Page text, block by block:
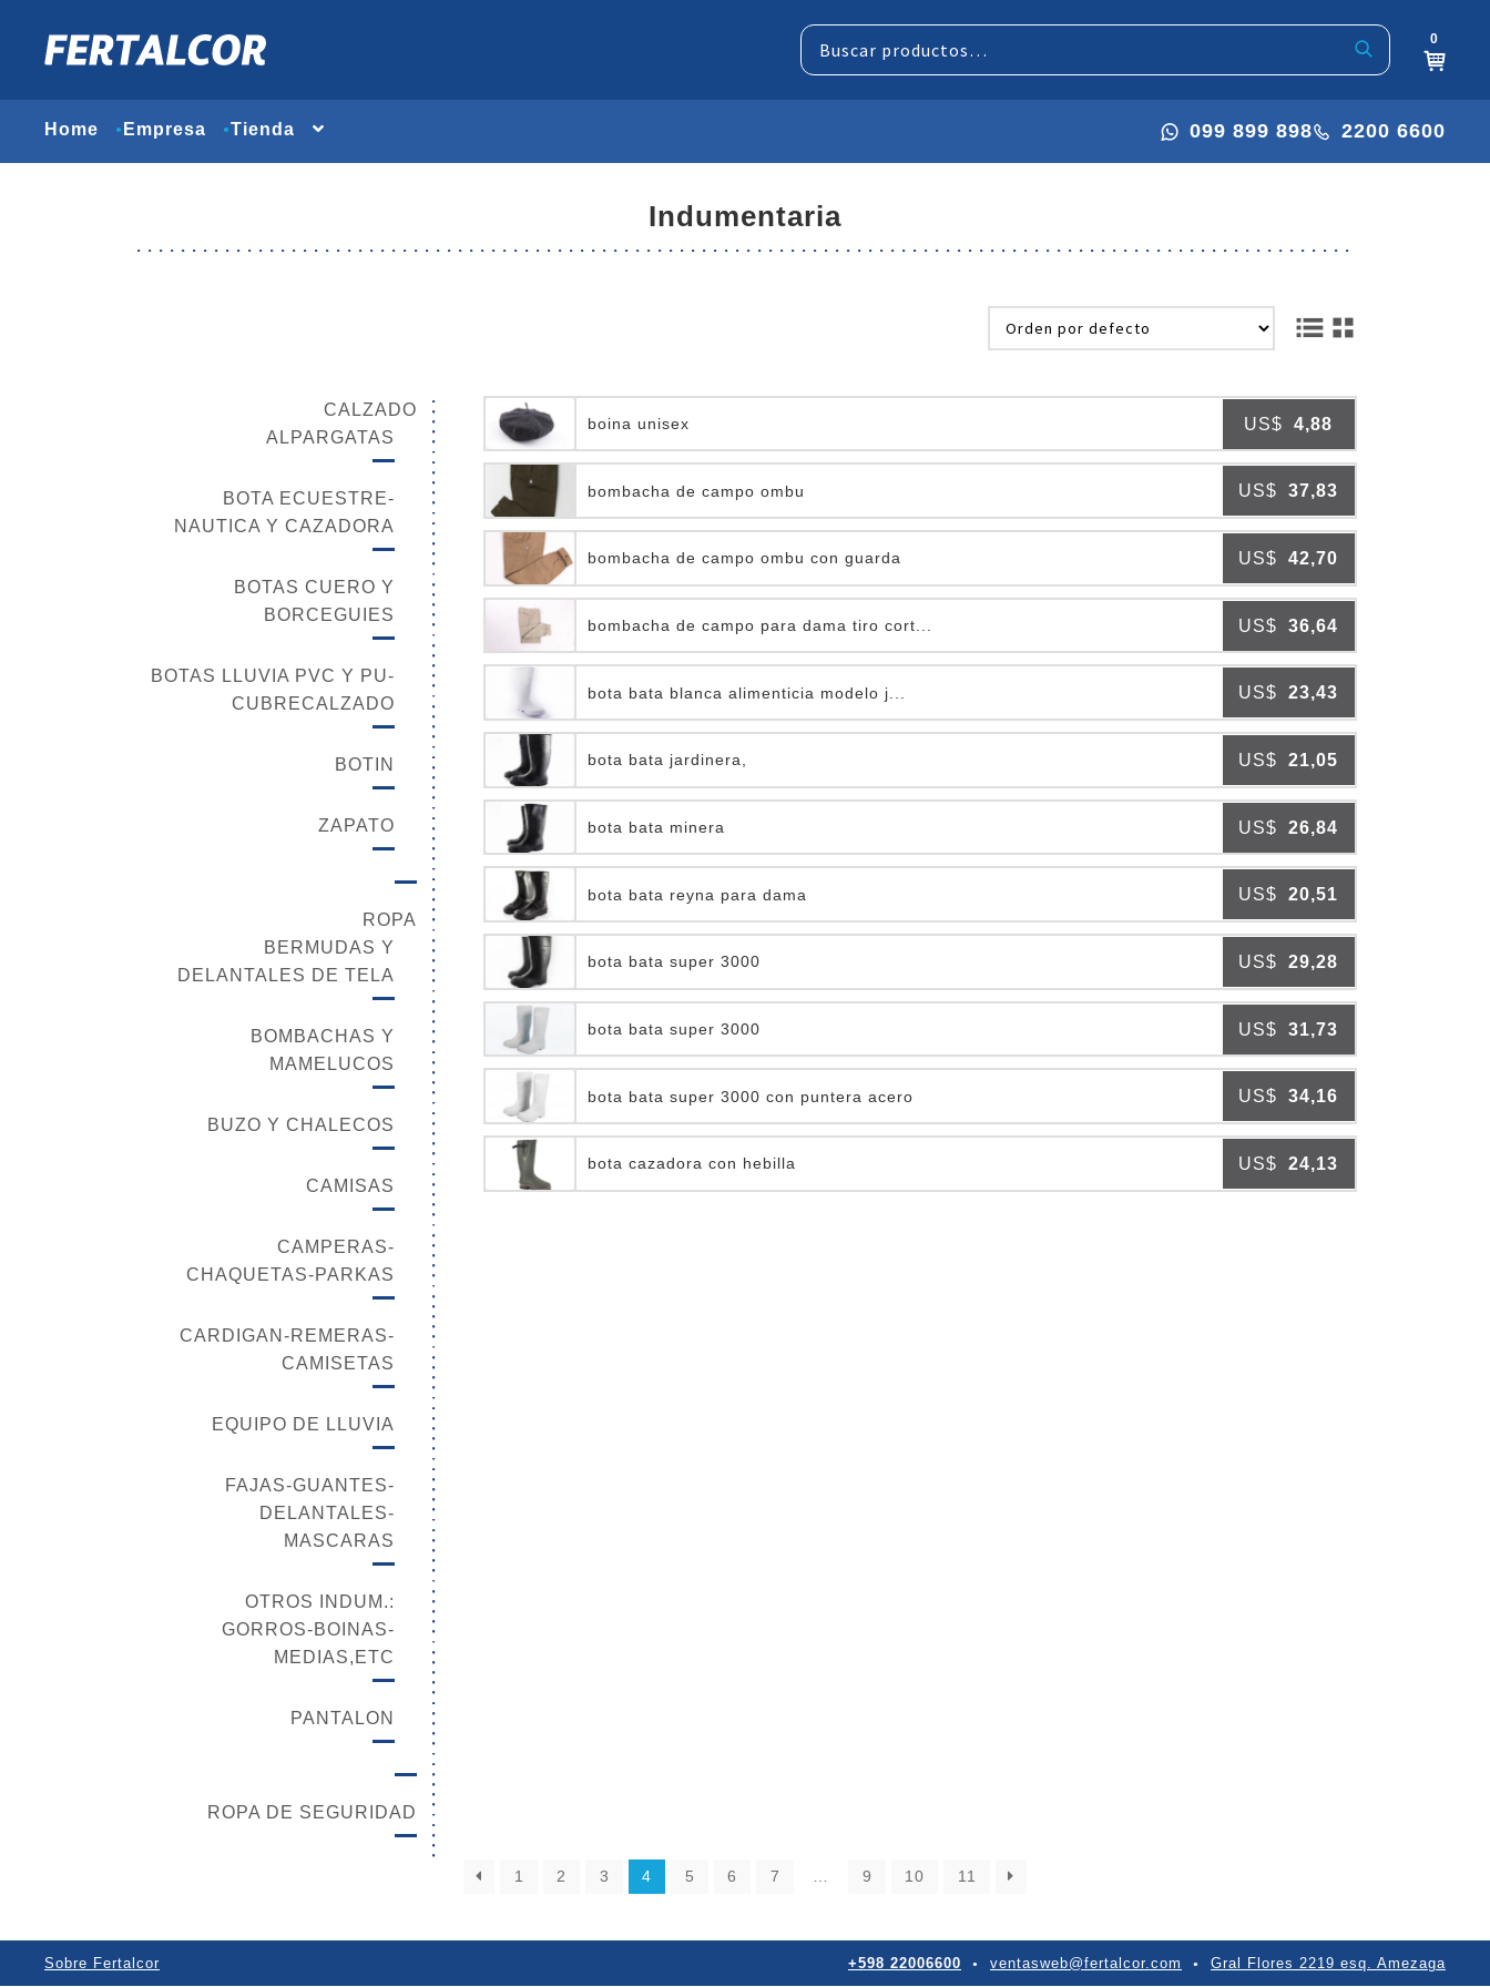
Buscar
por:
0
Home Empresa Tienda 099 899 898 2200 6600
indumentaria
CALZADO
ALPARGATAS
BOTA ECUESTRE-
NAUTICA Y CAZADORA
BOTAS CUERO Y
BORCEGUIES
BOTAS LLUVIA PVC Y PU-
CUBRECALZADO
BOTIN
ZAPATO
ROPA
BERMUDAS Y
DELANTALES DE TELA
BOMBACHAS Y
MAMELUCOS
BUZO Y CHALECOS
CAMISAS
CAMPERAS-
CHAQUETAS-PARKAS
CARDIGAN-REMERAS-
CAMISETAS
EQUIPO DE LLUVIA
FAJAS-GUANTES-
DELANTALES-
MASCARAS
OTROS INDUM.:
GORROS-BOINAS-
MEDIAS,ETC
PANTALON
ROPA DE SEGURIDAD
boina unisex US$ 4,88
bombacha de campo ombu US$ 37,83
bombacha de campo ombu con guarda US$ 42,70
bombacha de campo para dama tiro cort... US$ 36,64
bota bata blanca alimenticia modelo j... US$ 23,43
bota bata jardinera, US$ 21,05
bota bata minera US$ 26,84
bota bata reyna para dama US$ 20,51
bota bata super 3000 US$ 29,28
bota bata super 3000 US$ 31,73
bota bata super 3000 con puntera acero US$ 34,16
bota cazadora con hebilla US$ 24,13
1 2 3 4 5 6 7 … 9 10 11
Sobre Fertalcor +598 22006600 ventasweb@fertalcor.com Gral Flores 2219 esq. Amezaga